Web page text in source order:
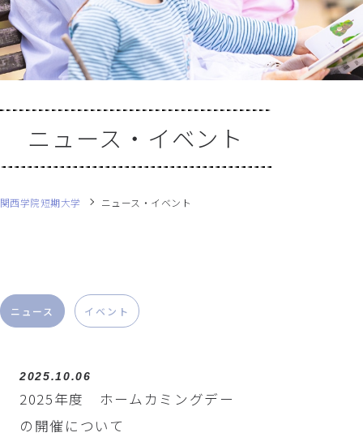
ニュース・イベント
関西学院短期大学 ニュース・イベント
ニュース イベント
2025.10.06
2025年度 ホームカミングデー
の開催について